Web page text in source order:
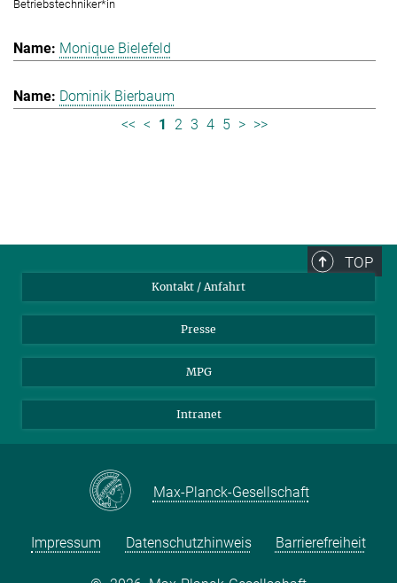
Betriebstechniker*in
Monique Bielefeld
Dominik Bierbaum
<< < 1 2 3 4 5 > >>
TOP
Kontakt / Anfahrt
Presse
MPG
Intranet
Max-Planck-Gesellschaft
Impressum Datenschutzhinweis Barrierefreiheit